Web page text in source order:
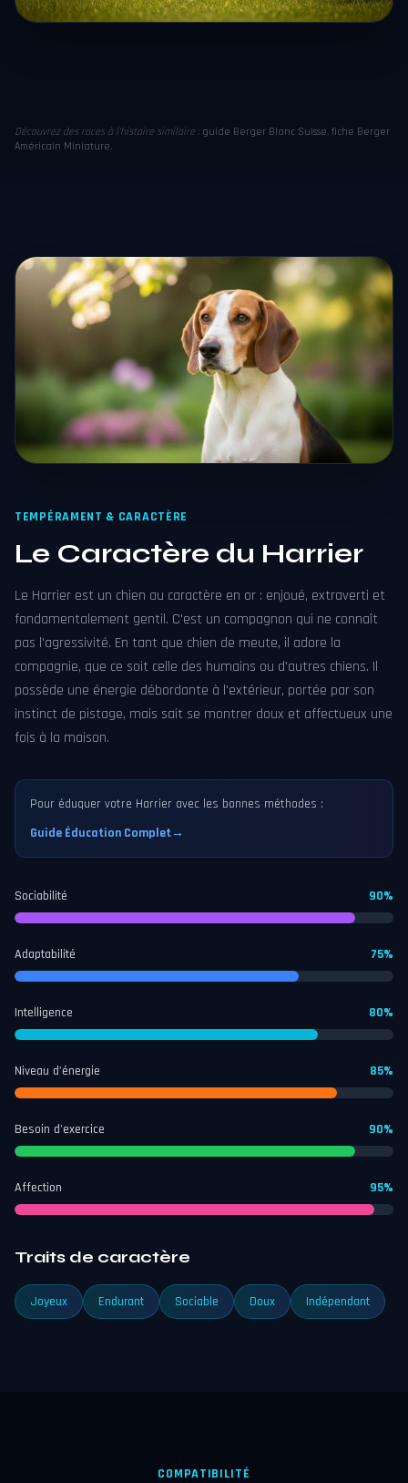
Découvrez des races à l'histoire similaire : guide Berger Blanc Suisse, fiche Berger
Américain Miniature.
TEMPÉRAMENT & CARACTÈRE
Le Caractère du Harrier
Le Harrier est un chien au caractère en or : enjoué, extraverti et
fondamentalement gentil. C'est un compagnon qui ne connaît
pas l'agressivité. En tant que chien de meute, il adore la
compagnie, que ce soit celle des humains ou d'autres chiens. Il
possède une énergie débordante à l'extérieur, portée par son
instinct de pistage, mais sait se montrer doux et affectueux une
fois à la maison.
Pour éduquer votre Harrier avec les bonnes méthodes :
Guide Éducation Complet→
Sociabilité 90%
Adaptabilité 75%
Intelligence 80%
Niveau d'énergie 85%
Besoin d'exercice 90%
Affection 95%
Traits de caractère
Joyeux Endurant Sociable Doux Indépendant
COMPATIBILITÉ